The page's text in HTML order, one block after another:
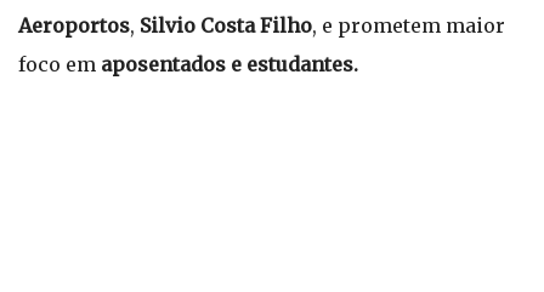
Aeroportos, Silvio Costa Filho, e prometem maior
foco em aposentados e estudantes.